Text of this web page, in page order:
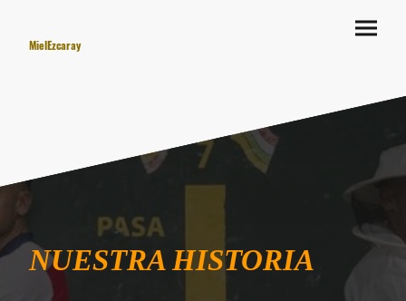
MielEzcaray
NUESTRA HISTORIA